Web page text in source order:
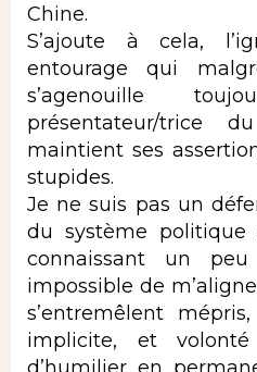
Chine.
S’ajoute à cela,
entourage qui
s’agenouille
présentateur/
maintient ses
stupides.
Je ne suis pas un
du système politique
connaissant un
impossible de
s’entremêlent
implicite, et